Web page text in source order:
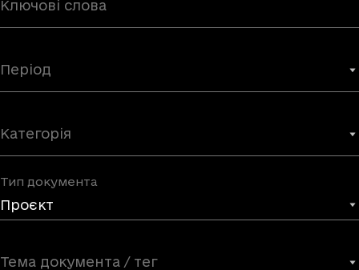
Період
Категорія
Тип документа
Проєкт
Тема документа / тег